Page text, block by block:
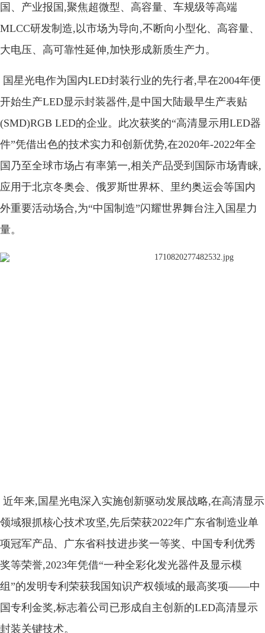
国、产业报国,聚焦超微型、高容量、车规级等高端
MLCC研发制造,以市场为导向,不断向小型化、高容量、
大电压、高可靠性延伸,加快形成新质生产力。
国星光电作为国内LED封装行业的先行者,早在2004年便
开始生产LED显示封装器件,是中国大陆最早生产表贴
(SMD)RGB LED的企业。此次获奖的“高清显示用LED器
件”凭借出色的技术实力和创新优势,在2020年-2022年全
国乃至全球市场占有率第一,相关产品受到国际市场青睐,
应用于北京冬奥会、俄罗斯世界杯、里约奥运会等国内
外重要活动场合,为“中国制造”闪耀世界舞台注入国星力
量。
近年来,国星光电深入实施创新驱动发展战略,在高清显示
领域狠抓核心技术攻坚,先后荣获2022年广东省制造业单
项冠军产品、广东省科技进步奖一等奖、中国专利优秀
奖等荣誉,2023年凭借“一种全彩化发光器件及显示模
组”的发明专利荣获我国知识产权领域的最高奖项——中
国专利金奖,标志着公司已形成自主创新的LED高清显示
封装关键技术。